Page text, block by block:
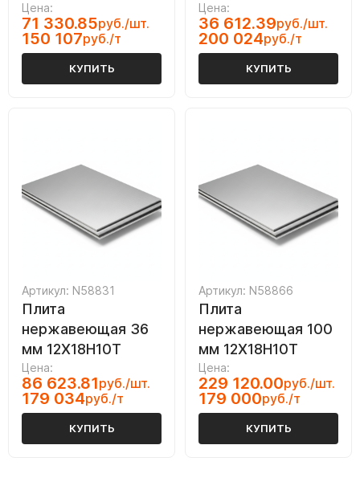
Цена:
71 330.85руб./шт.
150 107руб./т
КУПИТЬ
Цена:
36 612.39руб./шт.
200 024руб./т
КУПИТЬ
Артикул: N58831
Плита
нержавеющая 36
мм 12Х18Н10Т
Цена:
86 623.81руб./шт.
179 034руб./т
КУПИТЬ
Артикул: N58866
Плита
нержавеющая 100
мм 12Х18Н10Т
Цена:
229 120.00руб./шт.
179 000руб./т
КУПИТЬ